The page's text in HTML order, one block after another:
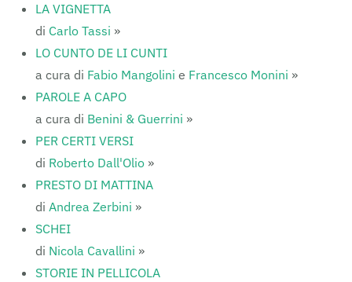
LA VIGNETTA
di Carlo Tassi »
LO CUNTO DE LI CUNTI
a cura di Fabio Mangolini e Francesco Monini »
PAROLE A CAPO
a cura di Benini & Guerrini »
PER CERTI VERSI
di Roberto Dall'Olio »
PRESTO DI MATTINA
di Andrea Zerbini »
SCHEI
di Nicola Cavallini »
STORIE IN PELLICOLA